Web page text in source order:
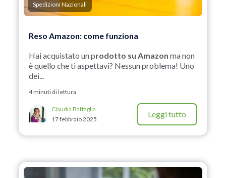
Spedizioni Nazionali
Reso Amazon: come funziona
Hai acquistato un prodotto su Amazon ma non
è quello che ti aspettavi? Nessun problema! Uno
dei...
4 minuti di lettura
Claudia Battaglia
17 febbraio 2025
Leggi tutto